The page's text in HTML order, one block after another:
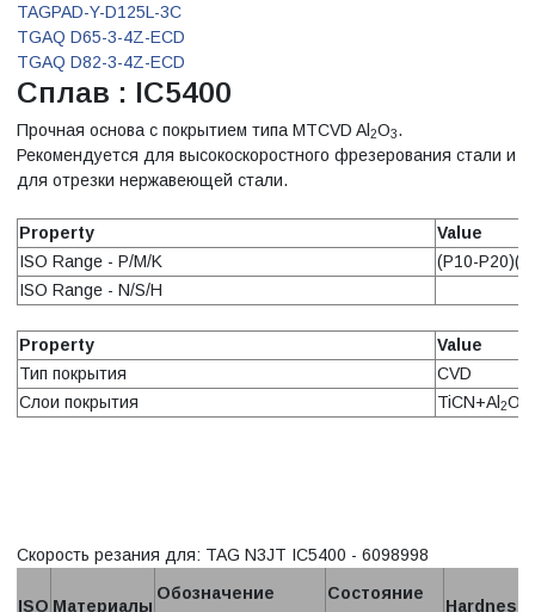
TAGPAD-Y-D125L-3C
TGAQ D65-3-4Z-ECD
TGAQ D82-3-4Z-ECD
Сплав : IC5400
Прочная основа с покрытием типа MTCVD Al 2O3.
Рекомендуется для высокоскоростного фрезерования стали и
для отрезки нержавеющей стали.
Property
Value
ISO Range - P/M/K
(P10-
ISO Range - N/S/H
Property
Value
Тип покрытия
CVD
Слои покрытия
TiCN+Al 2O
Скорость резания для: TAG N3JT IC5400 - 6098998
ISO Материалы
Обозначение
Состояние
Hardness